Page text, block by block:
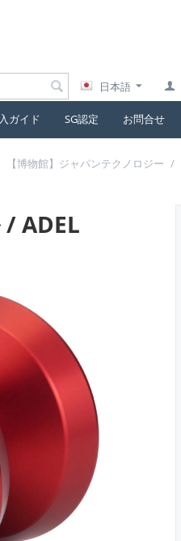
日本語
ガイド SG認定 お問合せ
【博物館】ジャパンテクノロジー /
/ ADEL